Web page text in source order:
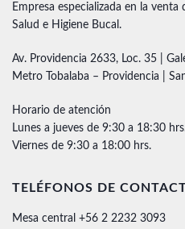
Empresa especializada en la
Salud e Higiene Bucal.
Av. Providencia 2633, Loc. 35 |
Metro Tobalaba – Providencia |
Horario de atención
Lunes a jueves de 9:30 a 18:30
Viernes de 9:30 a 18:00 hrs.
TELÉFONOS DE
Mesa central +56 2 2232 3093